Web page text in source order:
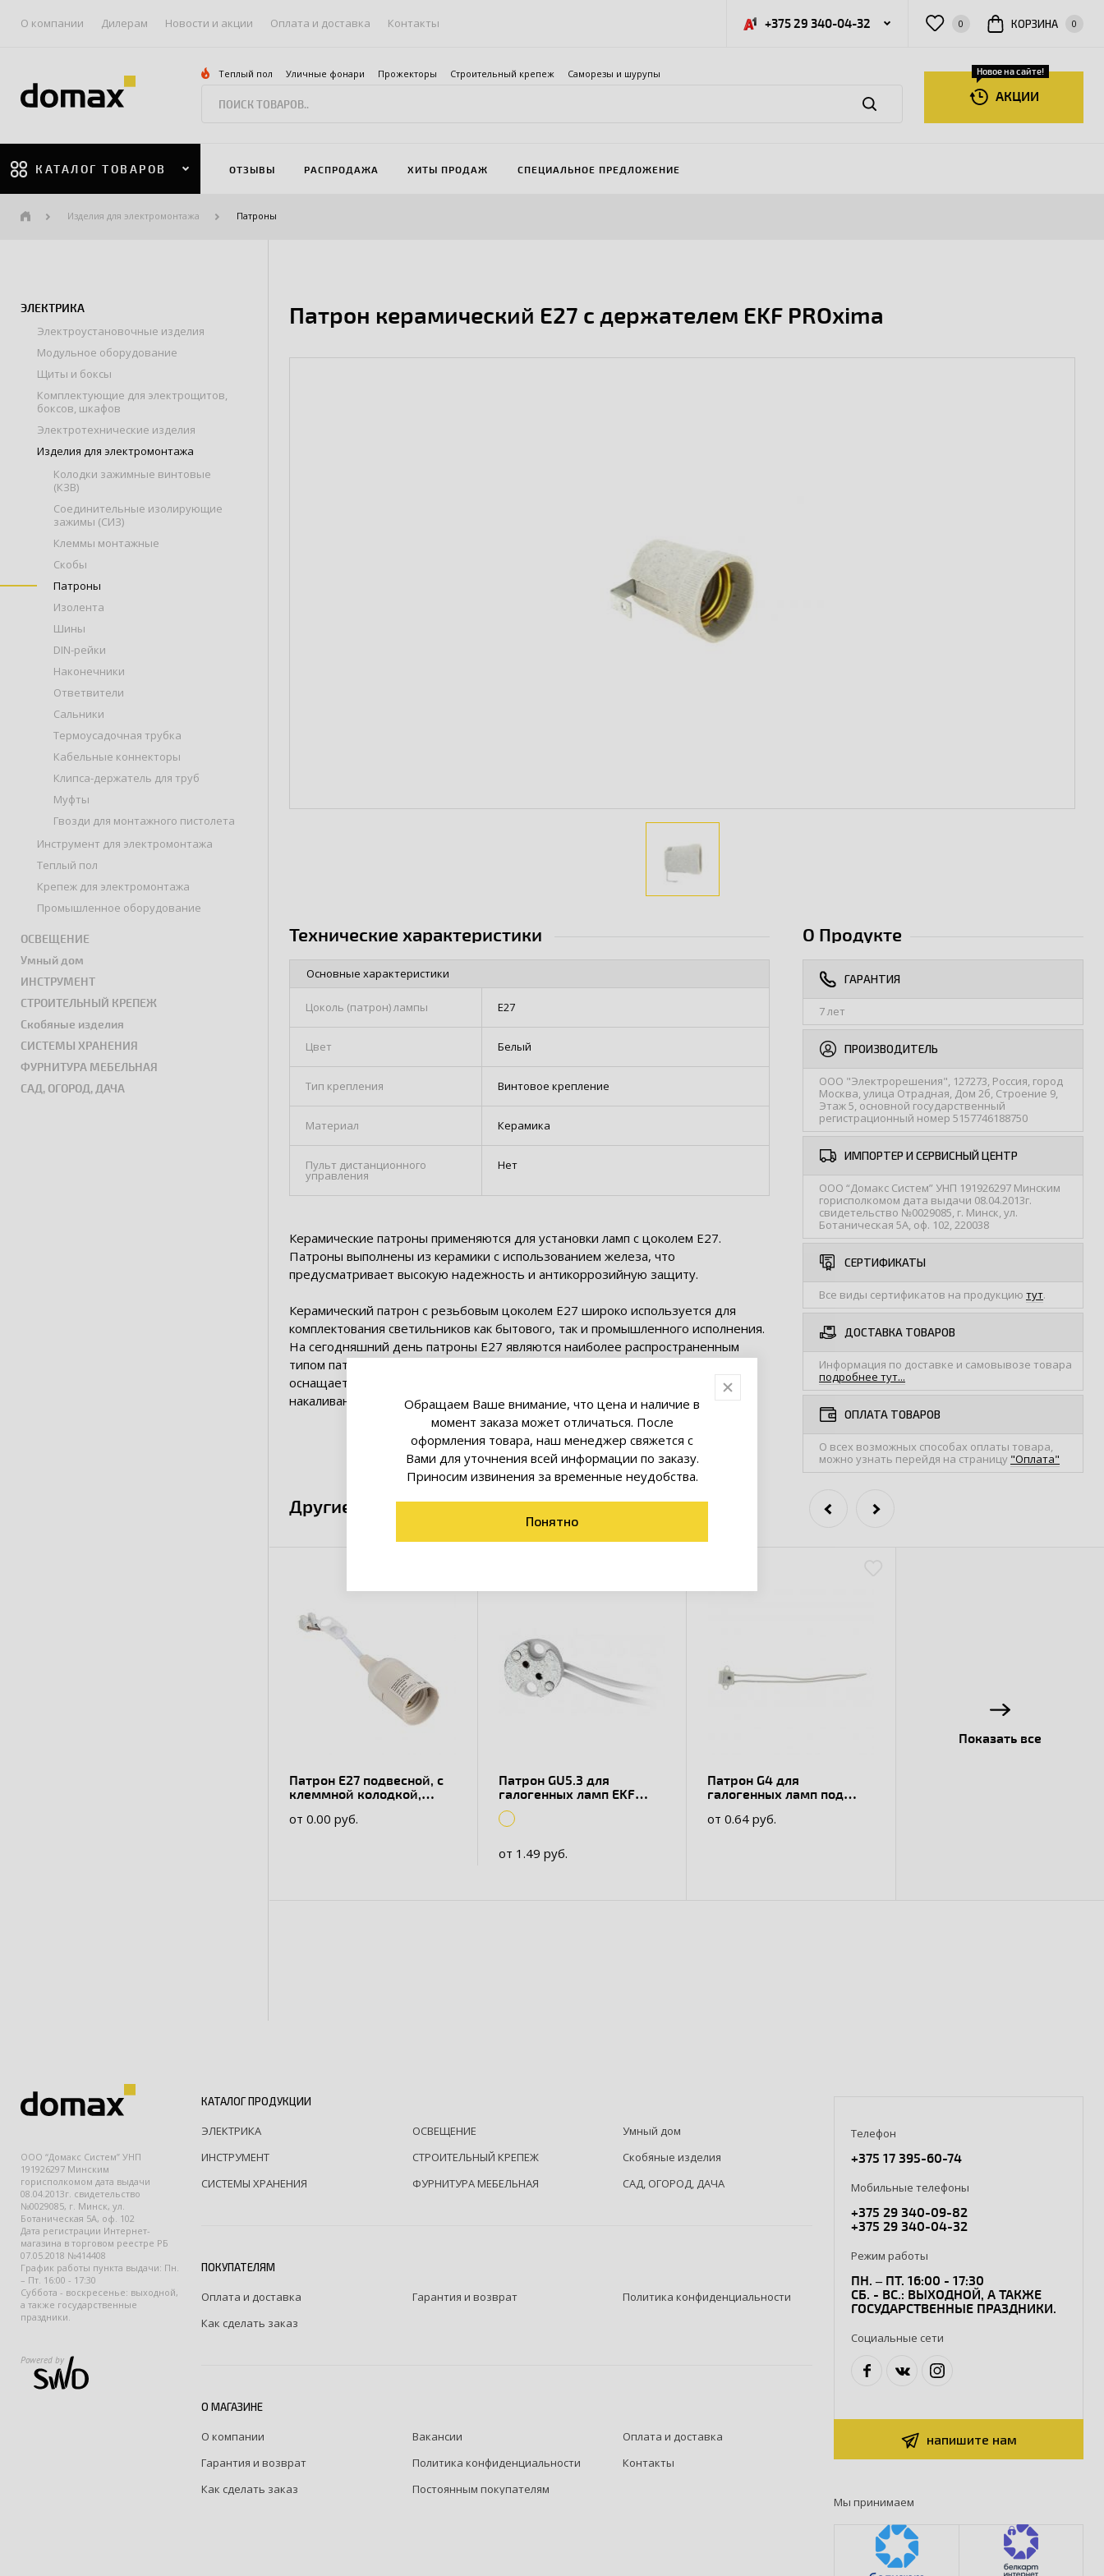
О компании Дилерам Новости и акции Оплата и доставка Контакты +375 29 340-04-32 0 КОРЗИНА 0
Теплый пол Уличные фонари Прожекторы Строительный крепеж Саморезы и шурупы
АКЦИИ
Новое на сайте!
КАТАЛОГ ТОВАРОВ ОТЗЫВЫ РАСПРОДАЖА ХИТЫ ПРОДАЖ СПЕЦИАЛЬНОЕ ПРЕДЛОЖЕНИЕ
Изделия для электромонтажа Патроны
ЭЛЕКТРИКА
Электроустановочные изделия
Модульное оборудование
Щиты и боксы
Комплектующие для электрощитов,
боксов, шкафов
Электротехнические изделия
Изделия для электромонтажа
Колодки зажимные винтовые
(КЗВ)
Соединительные изолирующие
зажимы (СИЗ)
Клеммы монтажные
Скобы
Патроны
Изолента
Шины
DIN-рейки
Наконечники
Ответвители
Сальники
Термоусадочная трубка
Кабельные коннекторы
Клипса-держатель для труб
Муфты
Гвозди для монтажного пистолета
Инструмент для электромонтажа
Теплый пол
Крепеж для электромонтажа
Промышленное оборудование
ОСВЕЩЕНИЕ
Умный дом
ИНСТРУМЕНТ
СТРОИТЕЛЬНЫЙ КРЕПЕЖ
Скобяные изделия
СИСТЕМЫ ХРАНЕНИЯ
ФУРНИТУРА МЕБЕЛЬНАЯ
САД, ОГОРОД, ДАЧА
Патрон керамический E27 с держателем EKF PROxima
Технические характеристики
Основные характеристики
Цоколь (патрон) лампы Е27
Цвет Белый
Тип крепления Винтовое крепление
Материал Керамика
Пульт дистанционного
управления
Нет
Керамические патроны применяются для установки ламп с цоколем Е27.
Патроны выполнены из керамики с использованием железа, что
предусматривает высокую надежность и антикоррозийную защиту.
Керамический патрон с резьбовым цоколем Е27 широко используется для
комплектования светильников как бытового, так и промышленного исполнения.
На сегодняшний день патроны Е27 являются наиболее распространенным
типом патронов для крепления ламп накаливания. Именно цоколем Е27
оснащается сегодня большая часть выпускаемых промышленностью лам
накаливания различной мощности для домашнего и уличного применения.
О Продукте
ГАРАНТИЯ
7 лет
ПРОИЗВОДИТЕЛЬ
ООО "Электрорешения", 127273, Россия, город
Москва, улица Отрадная, Дом 2б, Строение 9,
Этаж 5, основной государственный
регистрационный номер 5157746188750
ИМПОРТЕР И СЕРВИСНЫЙ ЦЕНТР
ООО “Домакс Систем” УНП 191926297 Минским
горисполкомом дата выдачи 08.04.2013г.
свидетельство №0029085, г. Минск, ул.
Ботаническая 5А, оф. 102, 220038
СЕРТИФИКАТЫ
Все виды сертификатов на продукцию тут.
ДОСТАВКА ТОВАРОВ
Информация по доставке и самовывозе товара
подробнее тут...
ОПЛАТА ТОВАРОВ
О всех возможных способах оплаты товара,
можно узнать перейдя на страницу "Оплата"
Другие товары коллекции
Патрон Е27 подвесной, с
клеммной колодкой,
от 0.00 руб.
Патрон GU5.3 для
галогенных ламп EKF
PROxima
от 1.49 руб.
Патрон G4 для
галогенных ламп под
от 0.64 руб.
Показать все
ООО “Домакс Систем” УНП
191926297 Минским
горисполкомом дата выдачи
08.04.2013г. свидетельство
№0029085, г. Минск, ул.
Ботаническая 5А, оф. 102
Дата регистрации Интернет-
магазина в торговом реестре РБ
07.05.2018 №414408
График работы пункта выдачи: Пн.
– Пт. 16:00 - 17:30
Суббота - воскресенье: выходной,
а также государственные
праздники.
Powered by
КАТАЛОГ ПРОДУКЦИИ
ЭЛЕКТРИКА ОСВЕЩЕНИЕ
Умный дом
ИНСТРУМЕНТ
СТРОИТЕЛЬНЫЙ КРЕПЕЖ
Скобяные изделия
СИСТЕМЫ ХРАНЕНИЯ
ФУРНИТУРА МЕБЕЛЬНАЯ САД, ОГОРОД, ДАЧА
ПОКУПАТЕЛЯМ
Оплата и доставка Гарантия и возврат
Политика конфиденциальности
Как сделать заказ
О МАГАЗИНЕ
О компании Вакансии
Оплата и доставка
Гарантия и возврат
Политика конфиденциальности
Контакты
Как сделать заказ
Постоянным покупателям
Телефон
+375 17 395-60-74
Мобильные телефоны
+375 29 340-09-82
+375 29 340-04-32
Режим работы
ПН. – ПТ. 16:00 - 17:30
СБ. - ВС.: ВЫХОДНОЙ, А ТАКЖЕ
ГОСУДАРСТВЕННЫЕ ПРАЗДНИКИ.
Социальные сети
напишите нам
Мы принимаем
Обращаем Ваше внимание, что цена и наличие в
момент заказа может отличаться. После
оформления товара, наш менеджер свяжется с
Вами для уточнения всей информации по заказу.
Приносим извинения за временные неудобства.
Понятно